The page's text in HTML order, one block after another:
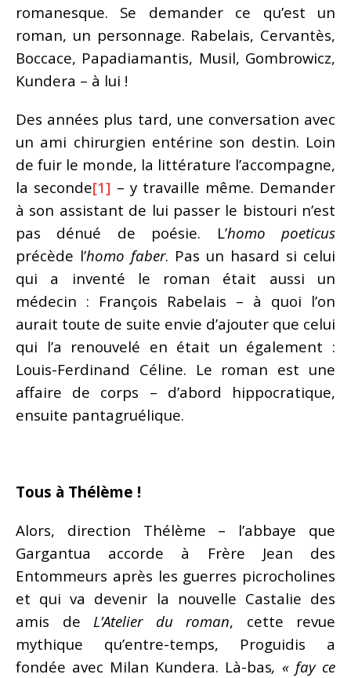
romanesque. Se demander ce qu’est un
roman, un personnage. Rabelais, Cervantès,
Boccace, Papadiamantis, Musil, Gombrowicz,
Kundera – à lui !
Des années plus tard, une conversation avec
un ami chirurgien entérine son destin. Loin
de fuir le monde, la littérature l’accompagne,
la seconde[1] – y travaille même. Demander
à son assistant de lui passer le bistouri n’est
pas dénué de poésie. L’homo poeticus
précède l’homo faber. Pas un hasard si celui
qui a inventé le roman était aussi un
médecin : François Rabelais – à quoi l’on
aurait toute de suite envie d’ajouter que celui
qui l’a renouvelé en était un également :
Louis-Ferdinand Céline. Le roman est une
affaire de corps – d’abord hippocratique,
ensuite pantagruélique.
Tous à Thélème !
Alors, direction Thélème – l’abbaye que
Gargantua accorde à Frère Jean des
Entommeurs après les guerres picrocholines
et qui va devenir la nouvelle Castalie des
amis de L’Atelier du roman, cette revue
mythique qu’entre-temps, Proguidis a
fondée avec Milan Kundera. Là-bas, « fay ce